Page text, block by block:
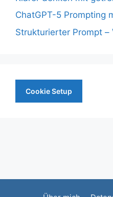
ChatGPT-5 Prompting
Strukturierter Prompt –
Cookie Setup